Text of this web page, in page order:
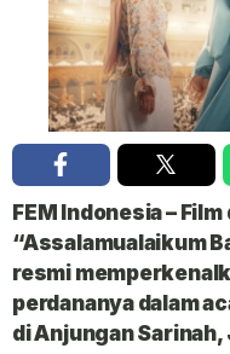
FEM Indonesia–
“Assalamualaikum
resmi
perdananya dalam
di Anjungan